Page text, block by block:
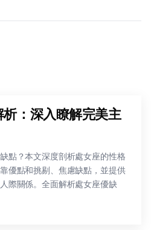
：深入瞭解完美主
點？本文深度剖析處女座的性格
優點和挑剔、焦慮缺點，並提供
際關係。全面解析處女座優缺